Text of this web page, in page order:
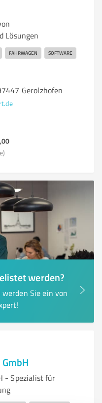
Lösungen
FAHRWAGEN SOFTWARE
Gerolzhofen
werden?
Sie ein von
- Spezialist für